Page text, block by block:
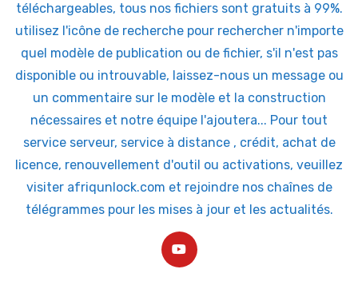
téléchargeables, tous nos fichiers sont gratuits à 99%.
utilisez l'icône de recherche pour rechercher n'importe
quel modèle de publication ou de fichier, s'il n'est pas
disponible ou introuvable, laissez-nous un message ou
un commentaire sur le modèle et la construction
nécessaires et notre équipe l'ajoutera... Pour tout
service serveur, service à distance , crédit, achat de
licence, renouvellement d'outil ou activations, veuillez
visiter afriqunlock.com et rejoindre nos chaînes de
télégrammes pour les mises à jour et les actualités.